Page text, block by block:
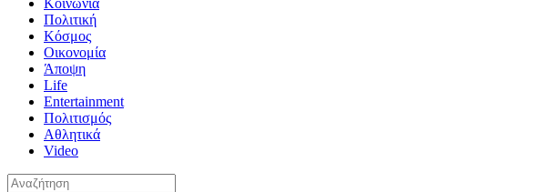
Κοινωνία
Πολιτική
Κόσμος
Οικονομία
Άποψη
Life
Entertainment
Πολιτισμός
Αθλητικά
Video